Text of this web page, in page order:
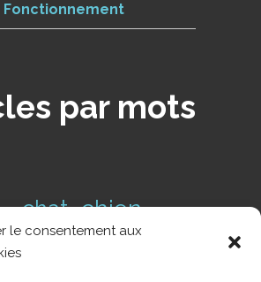
le consentement aux
Fonctionnement
par mots
chat chien
conseils de